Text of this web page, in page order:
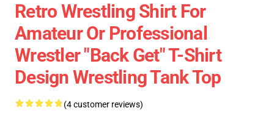
Retro Wrestling Shirt For
Amateur Or Professional
Wrestler "Back Get" T-Shirt
Design Wrestling Tank Top
(4 customer reviews)